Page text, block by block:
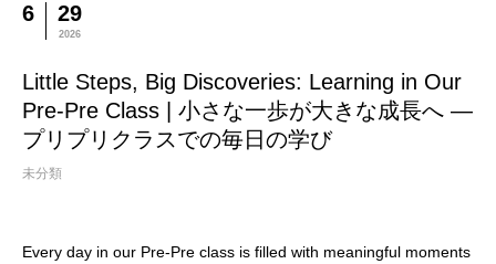
6 29
2026
Little Steps, Big Discoveries: Learning in Our
Pre-Pre Class | 小さな一歩が大きな成長へ ―
プリプリクラスでの毎日の学び
未分類
Every day in our Pre-Pre class is filled with meaningful moments